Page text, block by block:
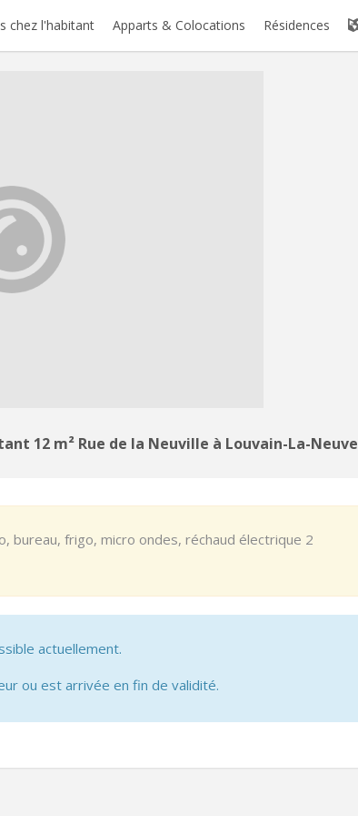
chez l'habitant Apparts & Colocations Résidences
12 m² Rue de la Neuville à Louvain-La-Neuve
bureau, frigo, micro ondes, réchaud électrique 2
actuellement.
ou est arrivée en fin de validité.